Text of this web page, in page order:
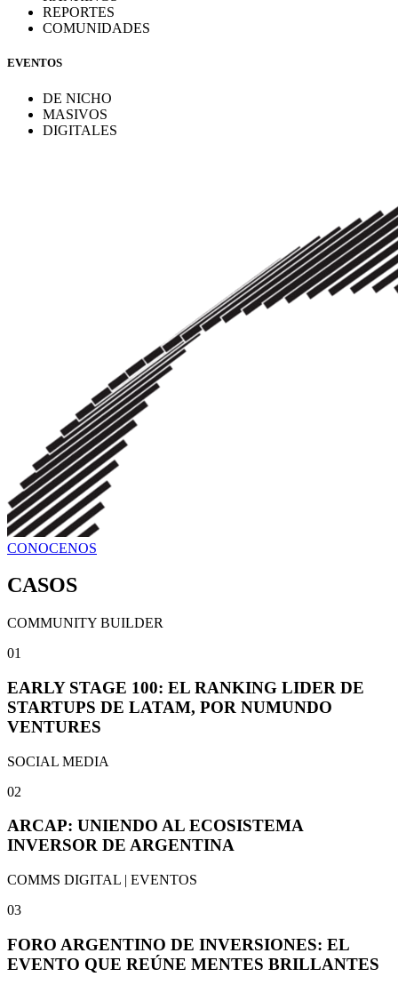
REPORTES
COMUNIDADES
EVENTOS
DE NICHO
MASIVOS
DIGITALES
CONOCENOS
CASOS
COMMUNITY BUILDER
01
EARLY STAGE 100: EL RANKING LIDER DE
STARTUPS DE LATAM, POR NUMUNDO
VENTURES
SOCIAL MEDIA
02
ARCAP: UNIENDO AL ECOSISTEMA
INVERSOR DE ARGENTINA
COMMS DIGITAL | EVENTOS
03
FORO ARGENTINO DE INVERSIONES: EL
EVENTO QUE REÚNE MENTES BRILLANTES